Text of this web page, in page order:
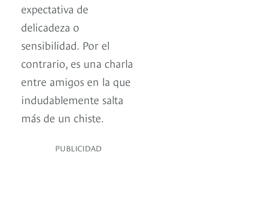
expectativa de
delicadeza o
sensibilidad. Por el
contrario, es una charla
entre amigos en la que
indudablemente salta
más de un chiste.
PUBLICIDAD